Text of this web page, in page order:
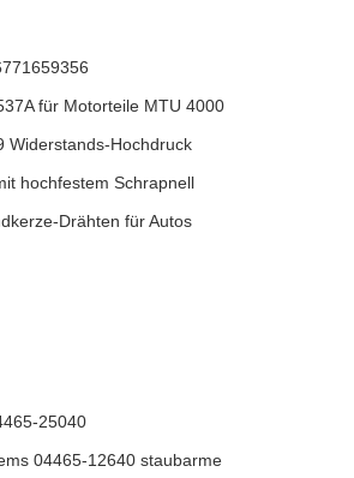
für Motorteile MTU 4000
Widerstands-Hochdruck
hochfestem Schrapnell
Drähten für Autos
25040
04465-12640 staubarme